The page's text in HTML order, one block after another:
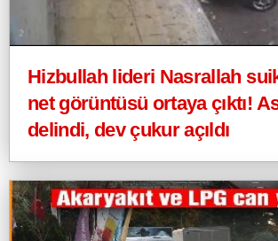
Hizbullah lideri Nasrallah
net görüntüsü ortaya çıktı!
delindi, dev çukur açıldı